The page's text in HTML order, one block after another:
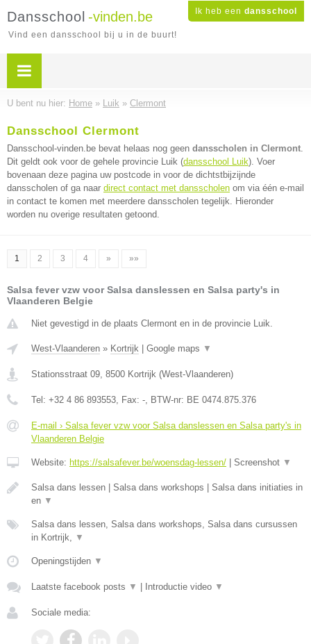
Ik heb een dansschool
Dansschool -vinden.be
Vind een dansschool bij u in de buurt!
U bent nu hier: Home » Luik » Clermont
Dansschool Clermont
Dansschool-vinden.be bevat helaas nog geen dansscholen in Clermont.
Dit geldt ook voor de gehele provincie Luik (dansschool Luik). Voer
bovenaan deze pagina uw postcode in voor de dichtstbijzijnde
dansscholen of ga naar direct contact met dansscholen om via één e-mail
in contact te komen met meerdere dansscholen tegelijk. Hieronder
worden nu overige resultaten getoond.
1 2 3 4 » »»
Salsa fever vzw voor Salsa danslessen en Salsa party's in
Vlaanderen Belgie
Niet gevestigd in de plaats Clermont en in de provincie Luik.
West-Vlaanderen » Kortrijk Google maps ▼
Stationsstraat 09, 8500 Kortrijk (West-Vlaanderen)
Tel: +32 4 86 893553, Fax: -, BTW-nr: BE 0474.875.376
E-mail › Salsa fever vzw voor Salsa danslessen en Salsa party's in
Vlaanderen Belgie
Website: https://salsafever.be/woensdag-lessen/ Screenshot ▼
Salsa dans lessen | Salsa dans workshops | Salsa dans initiaties in
en ▼
Salsa dans lessen, Salsa dans workshops, Salsa dans cursussen
in Kortrijk, ▼
Openingstijden ▼
Laatste facebook posts ▼ Introductie video ▼
Sociale media: